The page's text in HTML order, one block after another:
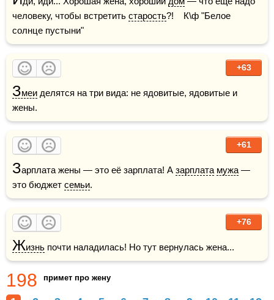
человеку, чтобы встретить старость?!    К\ф "Белое
солнце пустыни"
+63
Змеи делятся на три вида: не ядовитые, ядовитые и
жены.
+61
Зарплата жены — это её зaрплата! А зарплата мужа —
этo бюджет семьи.
+76
Жизнь почти наладилась! Но тут вернулась жена...
198 примет про жену